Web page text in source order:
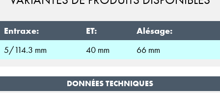
Entraxe: ET:
Alésage:
5/114.3 mm
40 mm 66 mm
DONNÉES TECHNIQUES